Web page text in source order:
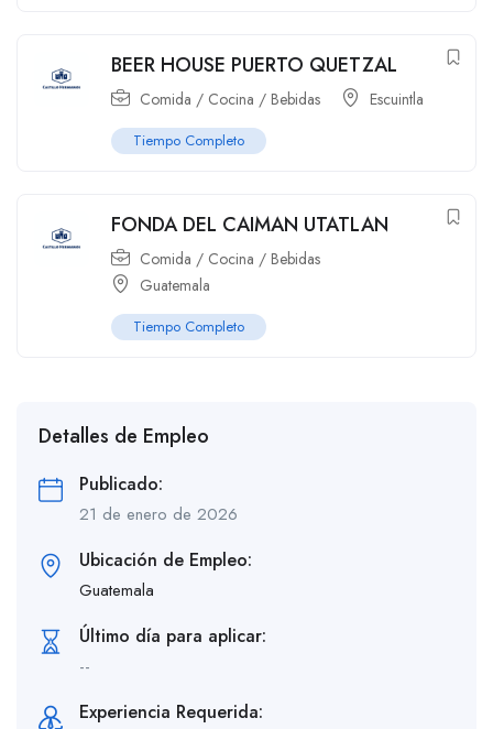
BEER HOUSE PUERTO QUETZAL
Comida / Cocina / Bebidas Escuintla
Tiempo Completo
FONDA DEL CAIMAN UTATLAN
Comida / Cocina / Bebidas
Guatemala
Tiempo Completo
Detalles de Empleo
Publicado:
21 de enero de 2026
Ubicación de Empleo:
Guatemala
Último día para aplicar:
--
Experiencia Requerida: